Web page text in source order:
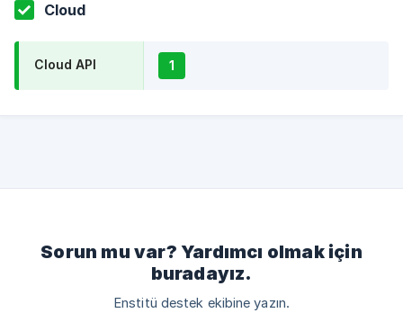
Cloud
Cloud API 1
Sorun mu var? Yardımcı olmak için
buradayız.
Enstitü destek ekibine yazın.